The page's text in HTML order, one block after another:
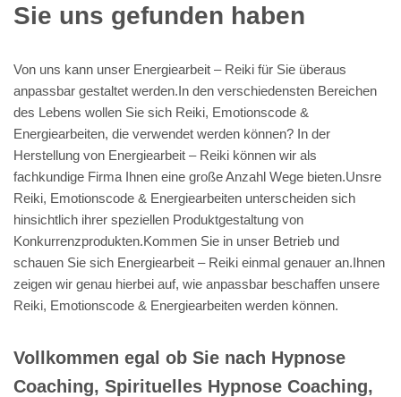
Sie uns gefunden haben
Von uns kann unser Energiearbeit – Reiki für Sie überaus
anpassbar gestaltet werden.In den verschiedensten Bereichen
des Lebens wollen Sie sich Reiki, Emotionscode &
Energiearbeiten, die verwendet werden können? In der
Herstellung von Energiearbeit – Reiki können wir als
fachkundige Firma Ihnen eine große Anzahl Wege bieten.Unsre
Reiki, Emotionscode & Energiearbeiten unterscheiden sich
hinsichtlich ihrer speziellen Produktgestaltung von
Konkurrenzprodukten.Kommen Sie in unser Betrieb und
schauen Sie sich Energiearbeit – Reiki einmal genauer an.Ihnen
zeigen wir genau hierbei auf, wie anpassbar beschaffen unsere
Reiki, Emotionscode & Energiearbeiten werden können.
Vollkommen egal ob Sie nach Hypnose
Coaching, Spirituelles Hypnose Coaching,